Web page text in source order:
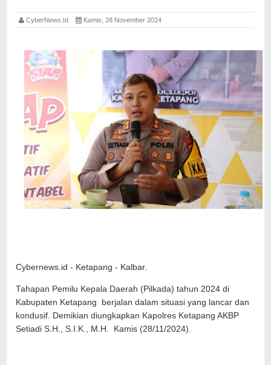
CyberNews.id Kamis, 28 November 2024
Cybernews.id - Ketapang - Kalbar.
Tahapan Pemilu Kepala Daerah (Pilkada) tahun 2024 di
Kabupaten Ketapang berjalan dalam situasi yang lancar dan
kondusif. Demikian diungkapkan Kapolres Ketapang AKBP
Setiadi S.H., S.I.K., M.H. Kamis (28/11/2024).